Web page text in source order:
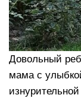
Довольный
мама с